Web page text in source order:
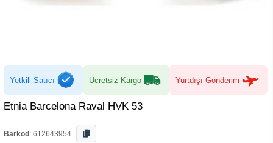
Yetkili Satıcı Ücretsiz Kargo Yurtdışı Gönderim
Etnia Barcelona Raval HVK 53
Barkod : 612643954